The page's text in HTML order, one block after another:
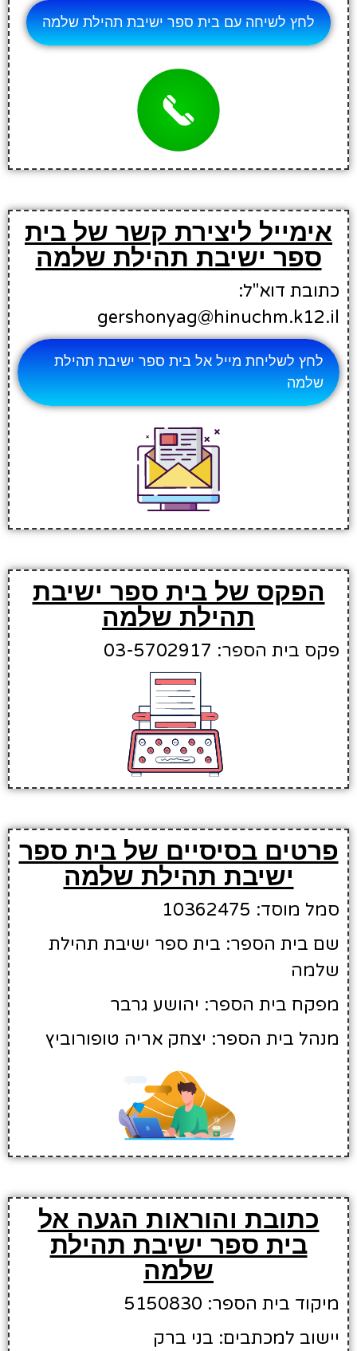
לחץ לשיחה עם בית ספר ישיבת תהילת שלמה
אימייל ליצירת קשר של בית
ספר ישיבת תהילת שלמה
כתובת דוא"ל:
gershonyag@hinuchm.k12.il
לחץ לשליחת מייל אל בית ספר ישיבת תהילת
שלמה
הפקס של בית ספר ישיבת
תהילת שלמה
פקס בית הספר: 03-5702917
פרטים בסיסיים של בית ספר
ישיבת תהילת שלמה
סמל מוסד: 10362475
שם בית הספר: בית ספר ישיבת תהילת
שלמה
מפקח בית הספר: יהושע גרבר
מנהל בית הספר: יצחק אריה טופורוביץ
כתובת והוראות הגעה אל
בית ספר ישיבת תהילת
שלמה
מיקוד בית הספר: 5150830
יישוב למכתבים: בני ברק